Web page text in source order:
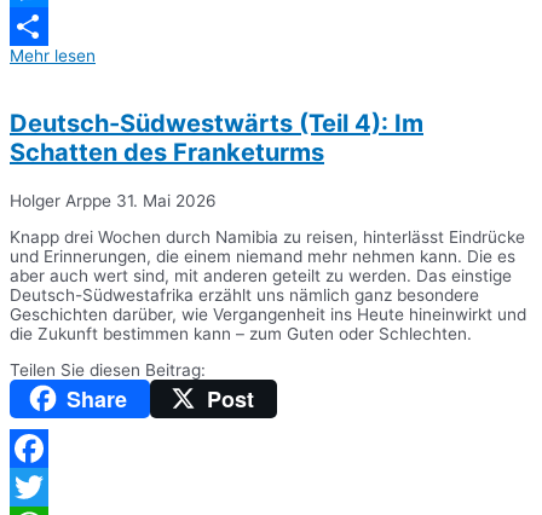
Messenger
Teilen
Mehr lesen
Deutsch-Südwestwärts (Teil 4): Im
Schatten des Franketurms
Holger Arppe 31. Mai 2026
Knapp drei Wochen durch Namibia zu reisen, hinterlässt Eindrücke
und Erinnerungen, die einem niemand mehr nehmen kann. Die es
aber auch wert sind, mit anderen geteilt zu werden. Das einstige
Deutsch-Südwestafrika erzählt uns nämlich ganz besondere
Geschichten darüber, wie Vergangenheit ins Heute hineinwirkt und
die Zukunft bestimmen kann – zum Guten oder Schlechten.
Teilen Sie diesen Beitrag:
Share Post
Facebook